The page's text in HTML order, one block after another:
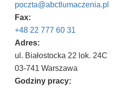
poczta@abctlumaczenia.pl
Fax:
+48 22 777 60 31
Adres:
ul. Białostocka 22 lok. 24C
03-741 Warszawa
Godziny pracy: